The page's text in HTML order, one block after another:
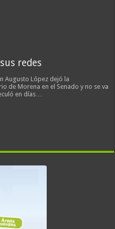
redes
Augusto López dejó la
de Morena en el Senado y no se va
en días…